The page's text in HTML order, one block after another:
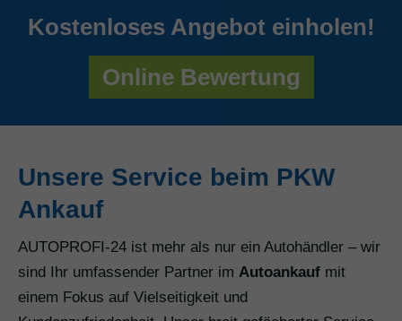
Kostenloses Angebot einholen!
Online Bewertung
Unsere Service beim PKW
Ankauf
AUTOPROFI-24 ist mehr als nur ein Autohändler – wir
sind Ihr umfassender Partner im Autoankauf mit
einem Fokus auf Vielseitigkeit und